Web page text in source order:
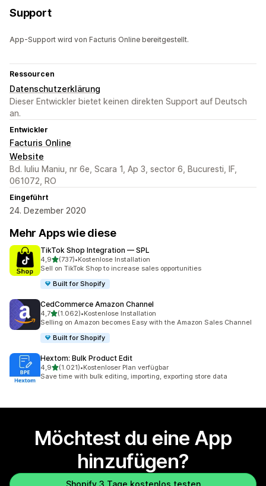
Support
App-Support wird von Facturis Online bereitgestellt.
Ressourcen
Datenschutzerklärung
Dieser Entwickler bietet keinen direkten Support auf Deutsch
an.
Entwickler
Facturis Online
Website
Bd. Iuliu Maniu, nr 6e, Scara 1, Ap 3, sector 6, Bucuresti, IF,
061072, RO
Eingeführt
24. Dezember 2020
Mehr Apps wie diese
TikTok Shop Integration — SPL
4,9von 5 Sternen
(737)
737 Rezensionen insgesamt
•Kostenlose Installation
Sell on TikTok Shop to increase sales opportunities
Built for Shopify
CedCommerce Amazon Channel
4,7von 5 Sternen
(1.062)
1062 Rezensionen insgesamt
•Kostenlose Installation
Selling on Amazon becomes Easy with the Amazon Sales Channel
Built for Shopify
Hextom: Bulk Product Edit
4,9von 5 Sternen
(1.021)
1021 Rezensionen insgesamt
•Kostenloser Plan verfügbar
Save time with bulk editing, importing, exporting store data
Möchtest du eine App
hinzufügen?